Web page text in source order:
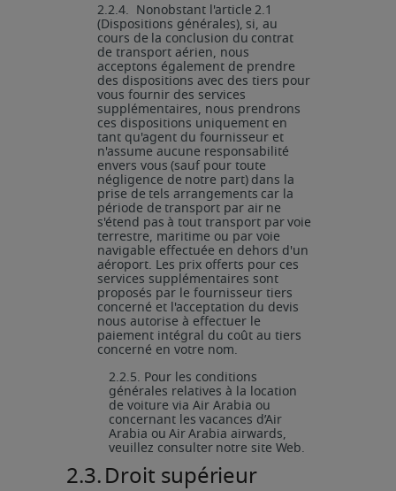
2.2.4. Nonobstant l'article2.1
(Dispositions générales), si, au
cours de la conclusion du contrat
de transport aérien, nous
acceptons également de prendre
des dispositions avec des tiers pour
vous fournir des services
supplémentaires, nous prendrons
ces dispositions uniquement en
tant qu'agent du fournisseur et
n'assume aucune responsabilité
envers vous (sauf pourtoute
négligence de notre part)dans la
prise detels arrangements car la
période de transport parair ne
s'étend pas à touttransport parvoie
terrestre, maritime ou par voie
navigable effectuée en dehors d'un
aéroport. Les prix offerts pour ces
services supplémentaires sont
proposés par le fournisseur tiers
concerné et l'acceptation du devis
nous autorise à effectuer le
paiement intégral du coût au tiers
concerné en votre nom.
2.2.5. Pour les conditions
générales relatives à la location
de voiture via Air Arabia ou
concernant les vacances d’Air
Arabia ouAirArabia airwards,
veuillez consulter notre site Web.
2.3.Droit supérieur